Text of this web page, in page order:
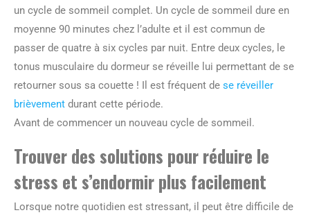
un cycle de sommeil complet. Un cycle de sommeil dure en
moyenne 90 minutes chez l’adulte et il est commun de
passer de quatre à six cycles par nuit. Entre deux cycles, le
tonus musculaire du dormeur se réveille lui permettant de se
retourner sous sa couette ! Il est fréquent de se réveiller
brièvement durant cette période.
Avant de commencer un nouveau cycle de sommeil.
Trouver des solutions pour réduire le
stress et s’endormir plus facilement
Lorsque notre quotidien est stressant, il peut être difficile de